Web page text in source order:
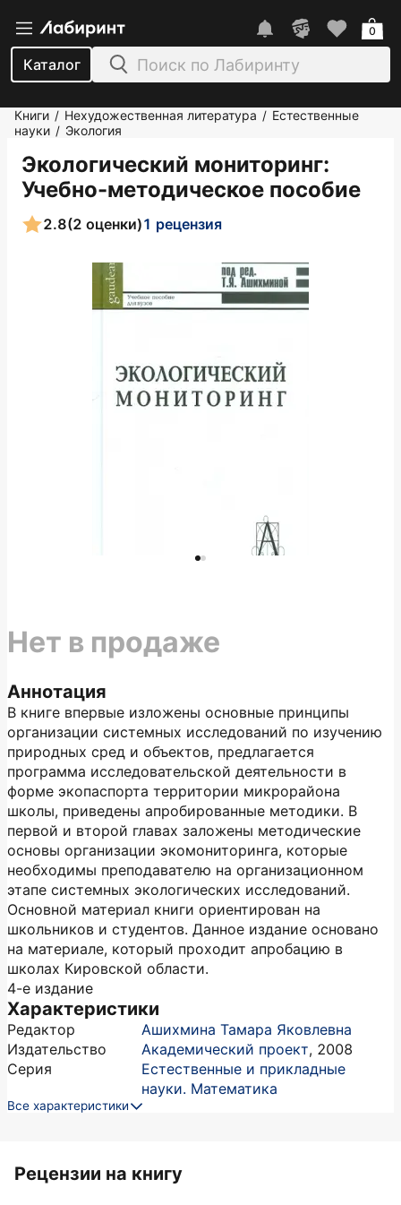
Каталог
0
Книги / Нехудожественная литература / Естественные
науки / Экология
Экологический мониторинг:
Учебно-методическое пособие
2.8(2 оценки)1 рецензия
Аннотация
В книге впервые изложены основные принципы
организации системных исследований по изучению
природных сред и объектов, предлагается
программа исследовательской деятельности в
форме экопаспорта территории микрорайона
школы, приведены апробированные методики. В
первой и второй главах заложены методические
основы организации экомониторинга, которые
необходимы преподавателю на организационном
этапе системных экологических исследований.
Основной материал книги ориентирован на
школьников и студентов. Данное издание основано
на материале, который проходит апробацию в
школах Кировской области.
4-е издание
Характеристики
Редактор
Ашихмина Тамара Яковлевна
Издательство
Академический проект, 2008
Серия
Естественные и прикладные
науки. Математика
Все характеристики
Нет в продаже
Рецензии на книгу